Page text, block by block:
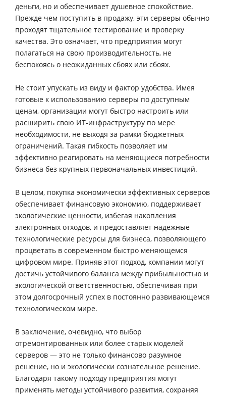
деньги, но и обеспечивает душевное спокойствие.
Прежде чем поступить в продажу, эти серверы обычно
проходят тщательное тестирование и проверку
качества. Это означает, что предприятия могут
полагаться на свою производительность, не
беспокоясь о неожиданных сбоях или сбоях.
Не стоит упускать из виду и фактор удобства. Имея
готовые к использованию серверы по доступным
ценам, организации могут быстро настроить или
расширить свою ИТ-инфраструктуру по мере
необходимости, не выходя за рамки бюджетных
ограничений. Такая гибкость позволяет им
эффективно реагировать на меняющиеся потребности
бизнеса без крупных первоначальных инвестиций.
В целом, покупка экономически эффективных серверов
обеспечивает финансовую экономию, поддерживает
экологические ценности, избегая накопления
электронных отходов, и предоставляет надежные
технологические ресурсы для бизнеса, позволяющего
процветать в современном быстро меняющемся
цифровом мире. Приняв этот подход, компании могут
достичь устойчивого баланса между прибыльностью и
экологической ответственностью, обеспечивая при
этом долгосрочный успех в постоянно развивающемся
технологическом мире.
В заключение, очевидно, что выбор
отремонтированных или более старых моделей
серверов — это не только финансово разумное
решение, но и экологически сознательное решение.
Благодаря такому подходу предприятия могут
применять методы устойчивого развития, сохраняя